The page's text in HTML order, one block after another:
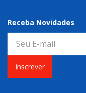
Receba Novidades
Inscrever